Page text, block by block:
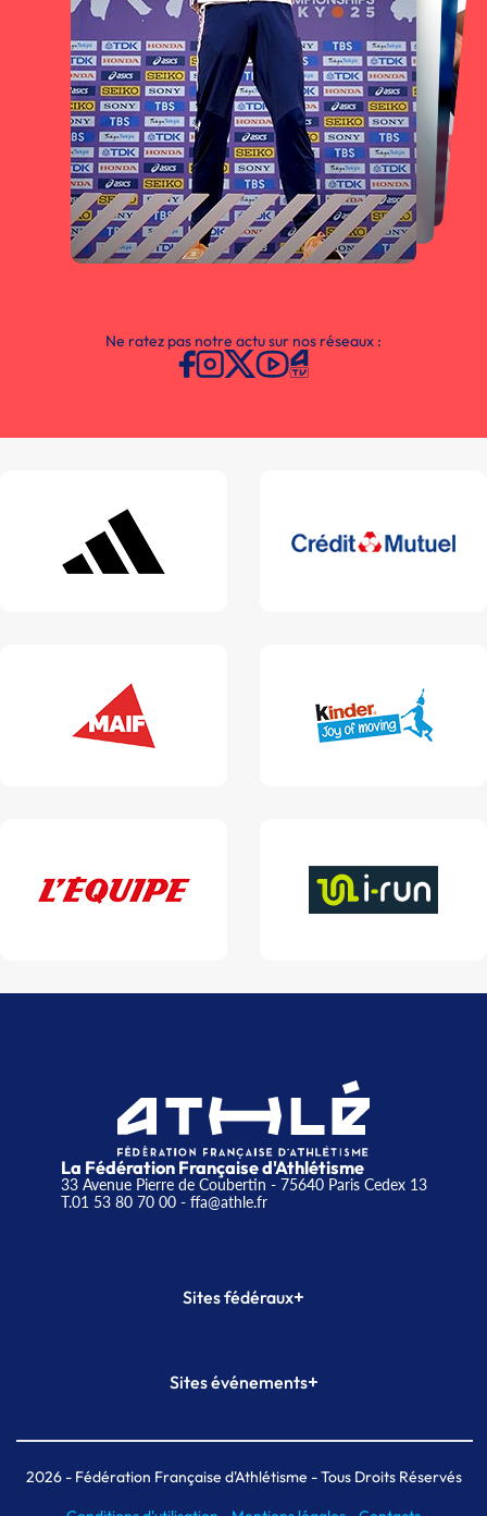
Ne ratez pas notre actu sur nos réseaux :
La Fédération Française d'Athlétisme
33 Avenue Pierre de Coubertin - 75640 Paris Cedex 13
T.01 53 80 70 00- ffa@athle.fr
Sites fédéraux+
Plateforme Formation
Sites événements+
Meeting de Paris indoor
MAIF Ekiden de Paris
2026- Fédération Française d'Athlétisme - Tous Droits Réservés